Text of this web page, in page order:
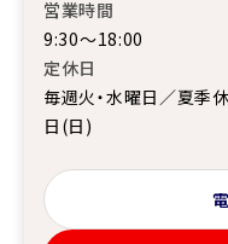
営業時間
9:30～18:00
定休日
毎週火・水曜日／夏季
日(日)